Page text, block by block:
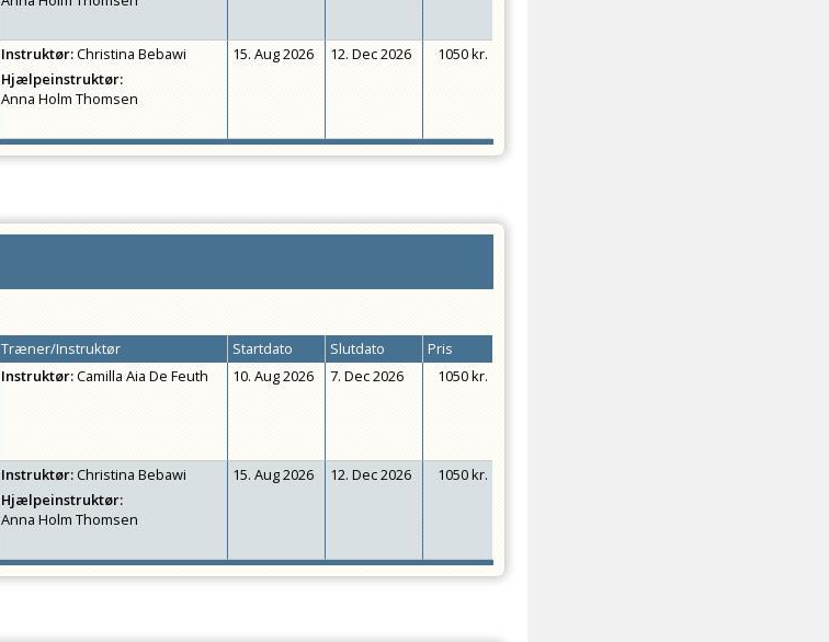
Instruktør:Christina Bebawi
Hjælpeinstruktør:
Anna Holm Thomsen
15. Aug 2026 12. Dec 2026 1050 kr.
Træner/Instruktør Startdato Slutdato
Pris
Instruktør:Camilla Aia De Feuth 10. Aug 2026 7. Dec 2026 1050 kr.
Instruktør:Christina Bebawi
Hjælpeinstruktør:
Anna Holm Thomsen
15. Aug 2026 12. Dec 2026 1050 kr.